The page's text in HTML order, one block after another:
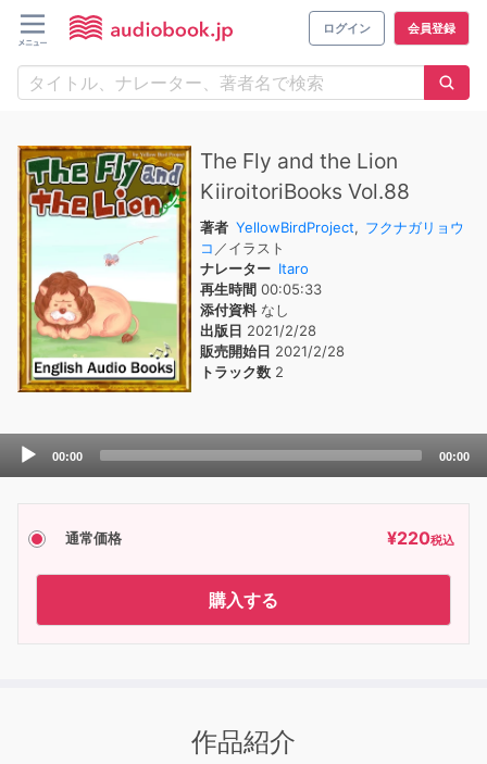
ログイン 会員登録
The Fly and the Lion
KiiroitoriBooks Vol.88
著者 YellowBirdProject, フクナガリョウ
コ ／イラスト
ナレーター Itaro
再生時間 00:05:33
添付資料なし
出版日 2021/2/28
販売開始日 2021/2/28
トラック数 2
Audio
00:00 00:00
通常価格 ¥220税込
購入する
作品紹介